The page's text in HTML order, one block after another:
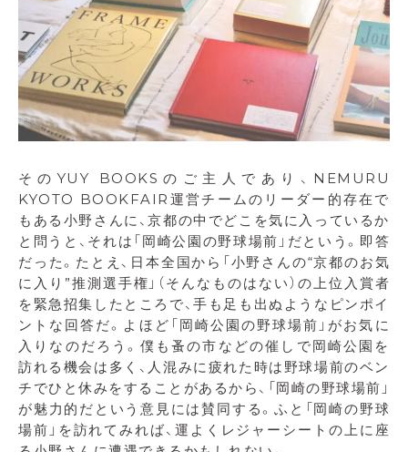
そのYUY BOOKSのご主人であり、NEMURU
KYOTO BOOKFAIR運営チームのリーダー的存在で
もある小野さんに、京都の中でどこを気に入っているか
と問うと、それは「岡崎公園の野球場前」だという。即答
だった。たとえ、日本全国から「小野さんの“京都のお気
に入り”推測選手権」（そんなものはない）の上位入賞者
を緊急招集したところで、手も足も出ぬようなピンポイ
ントな回答だ。よほど「岡崎公園の野球場前」がお気に
入りなのだろう。僕も蚤の市などの催しで岡崎公園を
訪れる機会は多く、人混みに疲れた時は野球場前のベン
チでひと休みをすることがあるから、「岡崎の野球場前」
が魅力的だという意見には賛同する。ふと「岡崎の野球
場前」を訪れてみれば、運よくレジャーシートの上に座